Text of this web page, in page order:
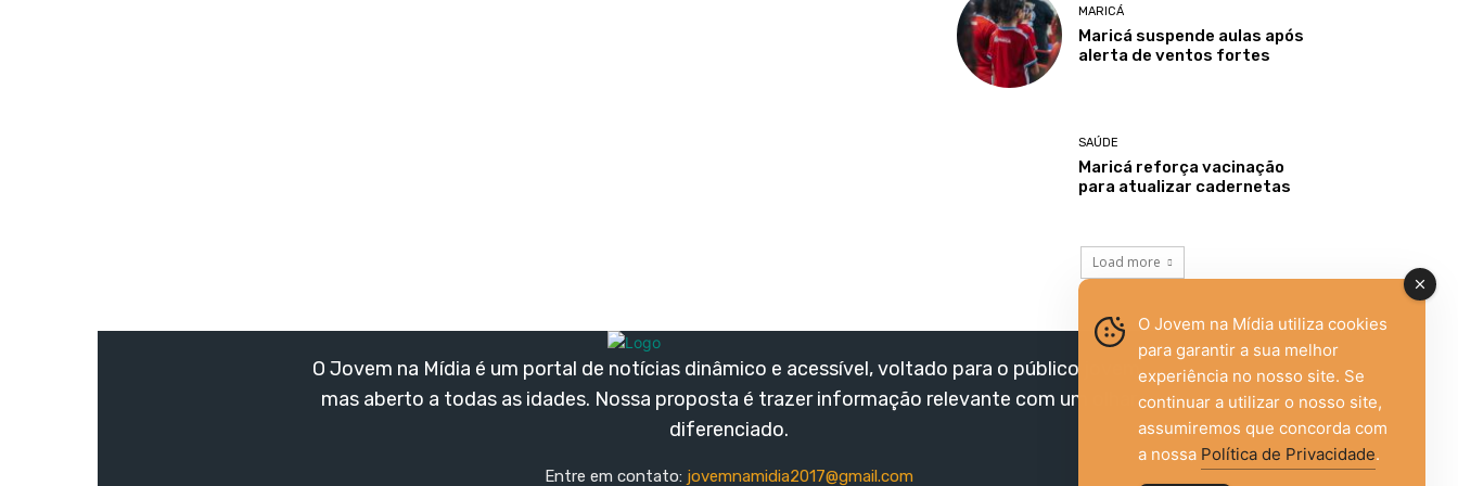
MARICÁ
Maricá suspende aulas após
alerta de ventos fortes
SAÚDE
Maricá reforça vacinação
para atualizar cadernetas
Load more
O Jovem na Mídia é um portal de notícias dinâmico e acessível, voltado para o público jovem,
mas aberto a todas as idades. Nossa proposta é trazer informação relevante com um olhar
diferenciado.
Entre em contato: jovemnamidia2017@gmail.com
O Jovem na Mídia utiliza cookies
para garantir a sua melhor
experiência no nosso site. Se
continuar a utilizar o nosso site,
assumiremos que concorda com
a nossa Política de Privacidade.